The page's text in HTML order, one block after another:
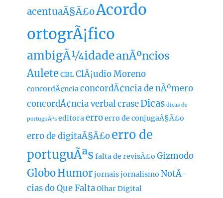
acentuaÃ§Ã£oAcordo
ortogrÃ¡fico
ambigÃ¼idadeanÃºncios
AuleteCBLClÃ¡udio Moreno
concordÃ¢nciaconcordÃ¢ncia de nÃºmero
concordÃ¢ncia verbalcraseDicas dicas de
portuguÃªs editoraerroerro de conjugaÃ§Ã£o
erro de digitaÃ§Ã£oerro de
portuguÃªs falta de revisÃ£o Gizmodo
GloboHumorjornaisjornalismo NotÃ­
cias do Que FaltaOlhar Digital